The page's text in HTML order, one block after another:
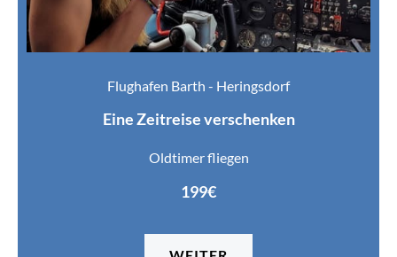
Flughafen Barth - Heringsdorf
Eine Zeitreise verschenken
Oldtimer fliegen
199€